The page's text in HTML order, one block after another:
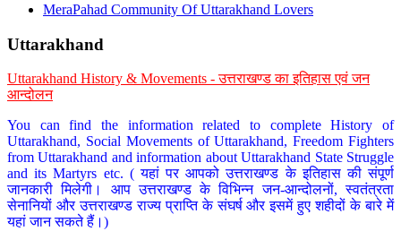
MeraPahad Community Of Uttarakhand Lovers
Uttarakhand
Uttarakhand History & Movements - उत्तराखण्ड का इतिहास एवं जन
आन्दोलन
You can find the information related to complete History of
Uttarakhand, Social Movements of Uttarakhand, Freedom Fighters
from Uttarakhand and information about Uttarakhand State Struggle
and its Martyrs etc. ( यहां पर आपको उत्तराखण्ड के इतिहास की संपूर्ण
जानकारी मिलेगी। आप उत्तराखण्ड के विभिन्न जन-आन्दोलनों, स्वतंत्रता
सेनानियों और उत्तराखण्ड राज्य प्राप्ति के संघर्ष और इसमें हुए शहीदों के बारे में
यहां जान सकते हैं।)